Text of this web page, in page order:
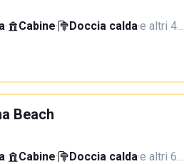
· Cabine· Doccia calda·e altri 4…
Beach
· Cabine· Doccia calda·e altri 6…